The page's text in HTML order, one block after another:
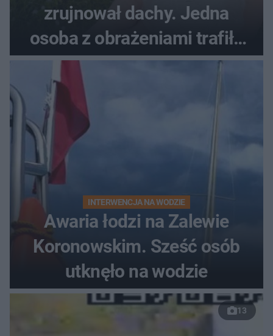
zrujnował dachy. Jedna
osoba z obrażeniami trafiła
do szpitala
INTERWENCJA NA WODZIE
Awaria łodzi na Zalewie
Koronowskim. Sześć osób
utknęło na wodzie
13